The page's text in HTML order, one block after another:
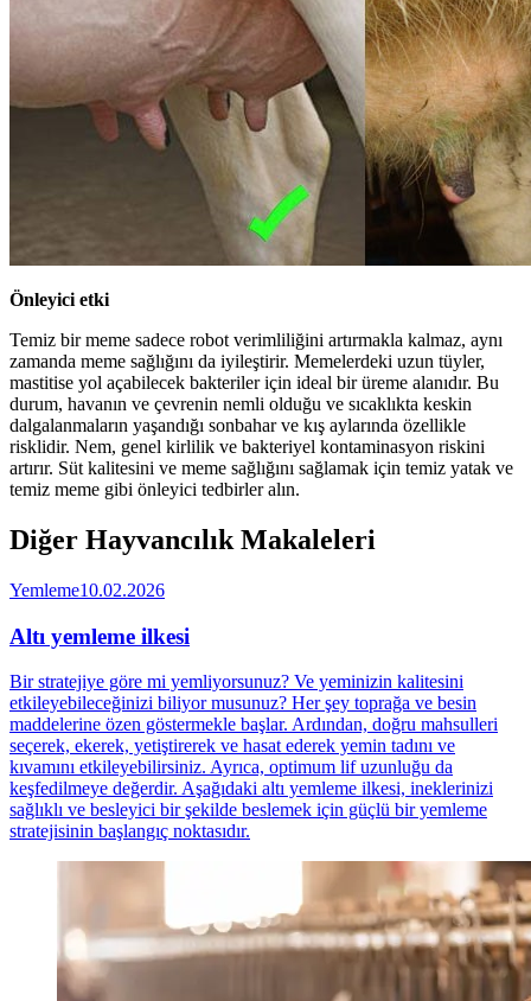
Önleyici etki
Temiz bir meme sadece robot verimliliğini artırmakla kalmaz, aynı
zamanda meme sağlığını da iyileştirir. Memelerdeki uzun tüyler,
mastitise yol açabilecek bakteriler için ideal bir üreme alanıdır. Bu
durum, havanın ve çevrenin nemli olduğu ve sıcaklıkta keskin
dalgalanmaların yaşandığı sonbahar ve kış aylarında özellikle
risklidir. Nem, genel kirlilik ve bakteriyel kontaminasyon riskini
artırır. Süt kalitesini ve meme sağlığını sağlamak için temiz yatak ve
temiz meme gibi önleyici tedbirler alın.
Diğer Hayvancılık Makaleleri
Yemleme10.02.2026
Altı yemleme ilkesi
Bir stratejiye göre mi yemliyorsunuz? Ve yeminizin kalitesini
etkileyebileceğinizi biliyor musunuz? Her şey toprağa ve besin
maddelerine özen göstermekle başlar. Ardından, doğru mahsulleri
seçerek, ekerek, yetiştirerek ve hasat ederek yemin tadını ve
kıvamını etkileyebilirsiniz. Ayrıca, optimum lif uzunluğu da
keşfedilmeye değerdir. Aşağıdaki altı yemleme ilkesi, ineklerinizi
sağlıklı ve besleyici bir şekilde beslemek için güçlü bir yemleme
stratejisinin başlangıç noktasıdır.